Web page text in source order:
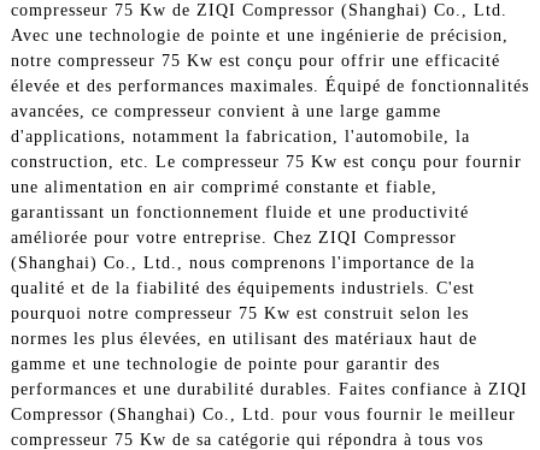
compresseur 75 Kw de ZIQI Compressor (Shanghai) Co., Ltd.
Avec une technologie de pointe et une ingénierie de précision,
notre compresseur 75 Kw est conçu pour offrir une efficacité
élevée et des performances maximales. Équipé de fonctionnalités
avancées, ce compresseur convient à une large gamme
d'applications, notamment la fabrication, l'automobile, la
construction, etc. Le compresseur 75 Kw est conçu pour fournir
une alimentation en air comprimé constante et fiable,
garantissant un fonctionnement fluide et une productivité
améliorée pour votre entreprise. Chez ZIQI Compressor
(Shanghai) Co., Ltd., nous comprenons l'importance de la
qualité et de la fiabilité des équipements industriels. C'est
pourquoi notre compresseur 75 Kw est construit selon les
normes les plus élevées, en utilisant des matériaux haut de
gamme et une technologie de pointe pour garantir des
performances et une durabilité durables. Faites confiance à ZIQI
Compressor (Shanghai) Co., Ltd. pour vous fournir le meilleur
compresseur 75 Kw de sa catégorie qui répondra à tous vos